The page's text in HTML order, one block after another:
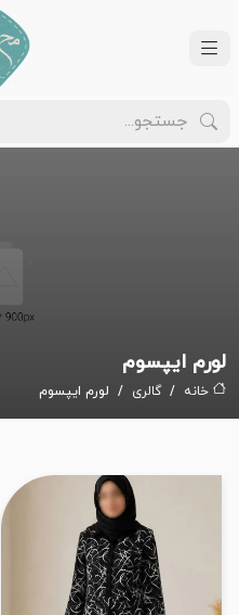
لورم ایپسوم
خانه گالری لورم ایپسوم